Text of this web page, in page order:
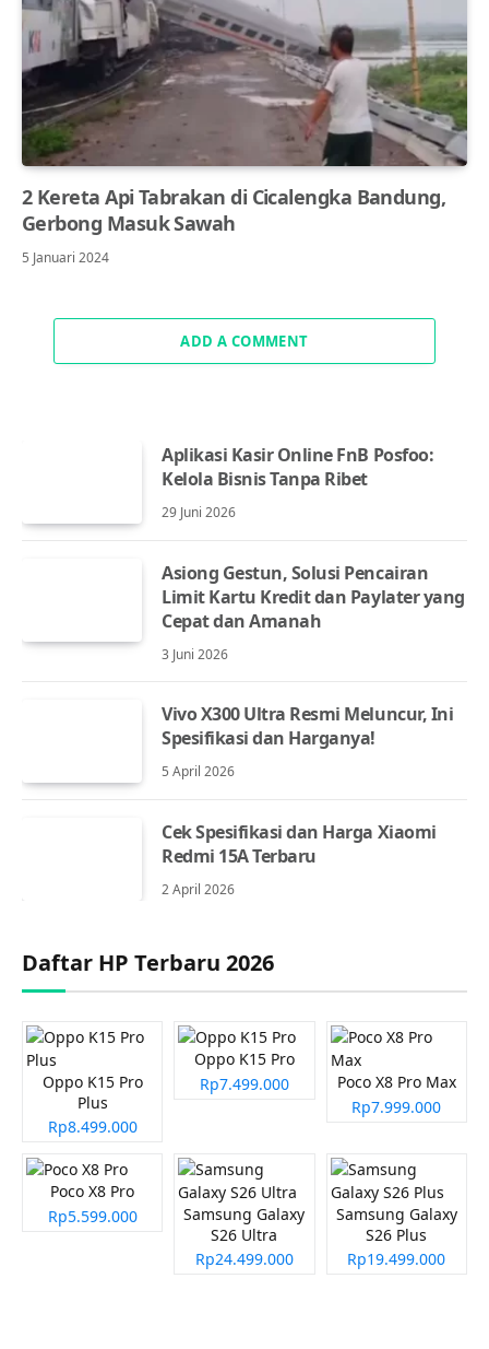
2 Kereta Api Tabrakan di Cicalengka Bandung,
Gerbong Masuk Sawah
5 Januari 2024
ADD A COMMENT
Aplikasi Kasir Online FnB Posfoo:
Kelola Bisnis Tanpa Ribet
29 Juni 2026
Asiong Gestun, Solusi Pencairan
Limit Kartu Kredit dan Paylater yang
Cepat dan Amanah
3 Juni 2026
Vivo X300 Ultra Resmi Meluncur, Ini
Spesifikasi dan Harganya!
5 April 2026
Cek Spesifikasi dan Harga Xiaomi
Redmi 15A Terbaru
2 April 2026
Daftar HP Terbaru 2026
Oppo K15 Pro
Plus
Rp8.499.000
Oppo K15 Pro
Rp7.499.000
Poco X8 Pro Max
Rp7.999.000
Poco X8 Pro
Rp5.599.000
Samsung Galaxy
S26 Ultra
Rp24.499.000
Samsung Galaxy
S26 Plus
Rp19.499.000